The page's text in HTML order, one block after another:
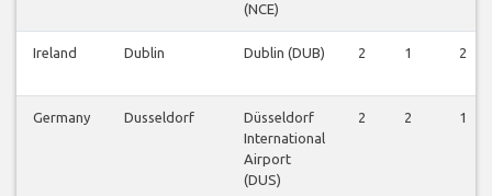
(NCE)
Ireland Dublin Dublin (DUB) 2 1 2
Germany Dusseldorf
Düsseldorf
International
Airport
(DUS)
2 2 1